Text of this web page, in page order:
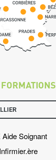
Nos
Aide Soignant
Infirmier.ère